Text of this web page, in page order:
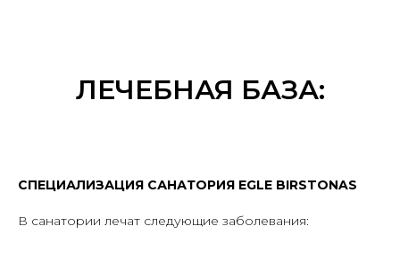
ЛЕЧЕБНАЯ БАЗА:
СПЕЦИАЛИЗАЦИЯ САНАТОРИЯ EGLE BIRSTONAS
В санатории лечат следующие заболевания: